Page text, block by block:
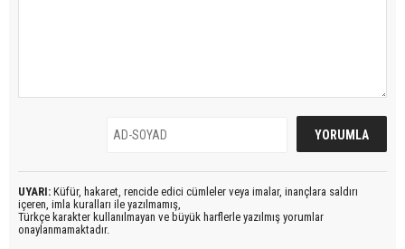
UYARI: Küfür, hakaret, rencide edici cümleler veya imalar, inançlara saldırı
içeren, imla kuralları ile yazılmamış,
Türkçe karakter kullanılmayan ve büyük harflerle yazılmış yorumlar
onaylanmamaktadır.